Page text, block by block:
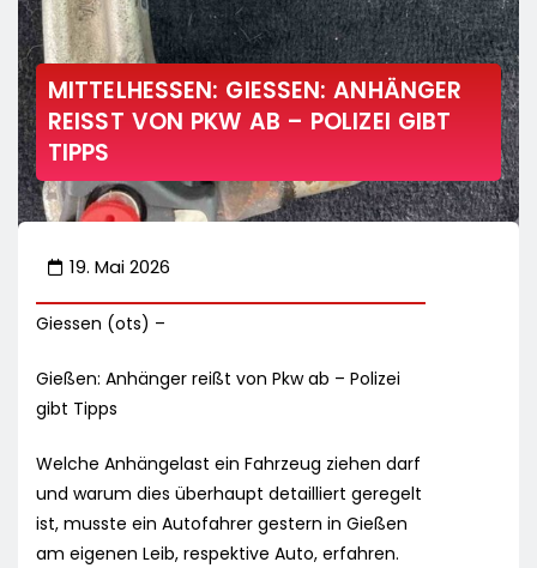
MITTELHESSEN: GIESSEN: ANHÄNGER R
EISST VON PKW AB – POLIZEI GIBT TI
PPS
19. Mai 2026
Giessen (ots) –
Gießen: Anhänger reißt von Pkw ab – Polizei
gibt Tipps
Welche Anhängelast ein Fahrzeug ziehen darf
und warum dies überhaupt detailliert geregelt
ist, musste ein Autofahrer gestern in Gießen
am eigenen Leib, respektive Auto, erfahren.